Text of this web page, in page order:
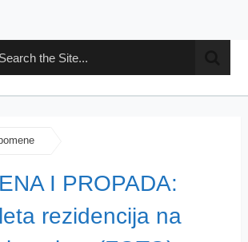
I PROPADA:
rezidencija na